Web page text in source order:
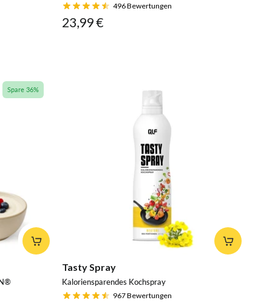
496Bewertungen
23,99 €
Spare 36%
Tasty Spray
Kaloriensparendes Kochspray
967Bewertungen